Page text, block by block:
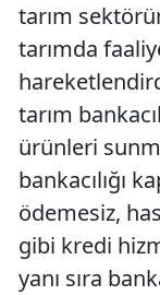
tarım
tarımda
tarım
ürünleri
bankacılığı
ödemesiz,
gibi kredi
yanı sıra